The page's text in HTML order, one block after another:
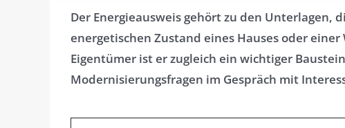
Der Energieausweis gehört zu den Unterlagen,
energetischen Zustand eines Hauses oder
Eigentümer ist er zugleich ein wichtiger
Modernisierungsfragen im Gespräch mit